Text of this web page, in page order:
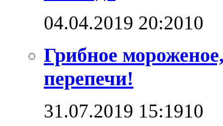
04.04.2019 20:2010
Грибное
перепечи!
31.07.2019 15:1910